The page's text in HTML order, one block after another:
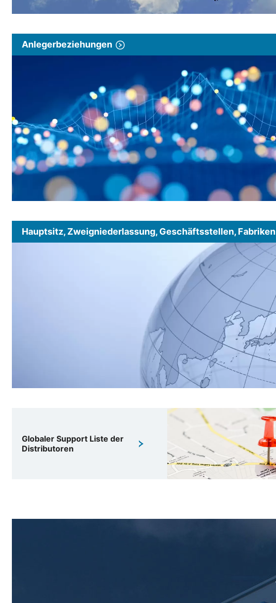
Anlegerbeziehungen
Hauptsitz, Zweigniederlassung, Geschäftsstellen, Fabriken
Globaler Support Liste der
Distributoren